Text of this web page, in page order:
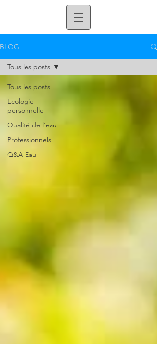
BLOG
Tous les posts
Ecologie
personnelle
Qualité de l'eau
Professionnels
Q&A Eau
Tous les posts